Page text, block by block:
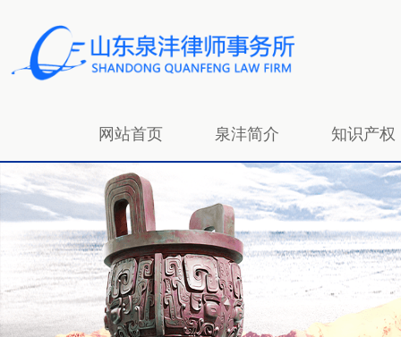
网站首页 泉沣简介 知识产权
招贤纳士